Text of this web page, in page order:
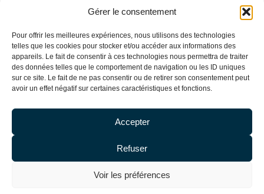
Gérer le consentement
Pour offrir les meilleures expériences, nous utilisons des technologies
telles que les cookies pour stocker et/ou accéder aux informations des
appareils. Le fait de consentir à ces technologies nous permettra de traiter
des données telles que le comportement de navigation ou les ID uniques
sur ce site. Le fait de ne pas consentir ou de retirer son consentement peut
avoir un effet négatif sur certaines caractéristiques et fonctions.
Accepter
Refuser
Voir les préférences
comme l’un des classements de référence du marché
juridique français. Il est établi après une enquête menée
auprès des praticiens, des directions juridiques et des
clients institutionnels. Figurer dans ce classement atteste
d’une pratique soutenue et d’une reconnaissance durable
par le marché.
obtenues par le cabinet, également classé par le Legal 500
en droit de la propriété intellectuelle, droit des marques et
Mentions légales– Cookies– Copyright DE